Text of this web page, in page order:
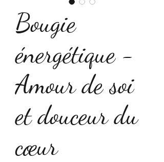
Bougie
énergétique -
Amour de soi
et douceur du
cœur